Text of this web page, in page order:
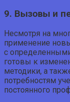
9. Вызовы и
Несмотря на
применение
с
готовы к
методики, а
потребностям
постоянного